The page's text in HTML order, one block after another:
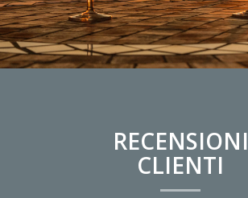
RECENSIONI
CLIENTI